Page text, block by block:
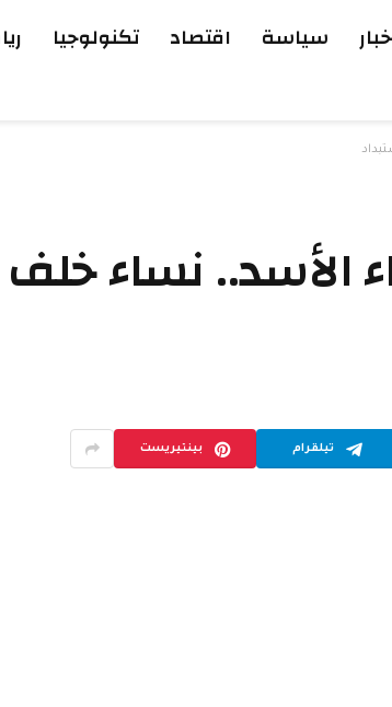
سياسة اقتصاد تكنولوجيا
الأسد.. نساء
تيلقرام بينتيريست